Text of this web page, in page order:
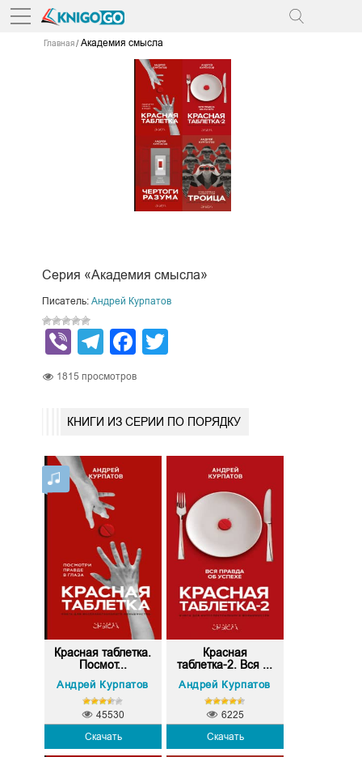
Главная Академия смысла
Серия «Академия смысла»
Писатель: Андрей Курпатов
ViberTelegram
Facebook
1815 просмотров
КНИГИ ИЗ СЕРИИ ПО ПОРЯДКУ
Красная таблетка.
Посмот...
Андрей Курпатов
Скачать
45530
Красная
таблетка-2. Вся ...
Андрей Курпатов
Скачать
6225